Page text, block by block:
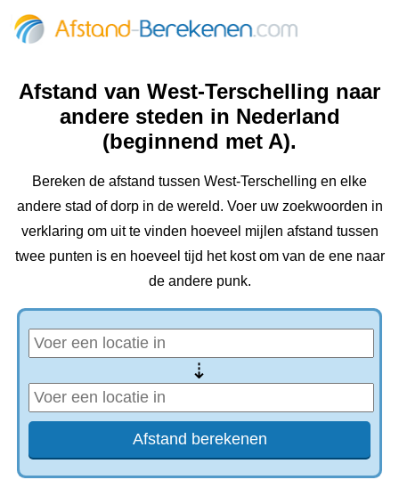
Afstand van West-Terschelling naar
andere steden in Nederland
(beginnend met A).
Bereken de afstand tussen West-Terschelling en elke
andere stad of dorp in de wereld. Voer uw zoekwoorden in
verklaring om uit te vinden hoeveel mijlen afstand tussen
twee punten is en hoeveel tijd het kost om van de ene naar
de andere punk.
⇢